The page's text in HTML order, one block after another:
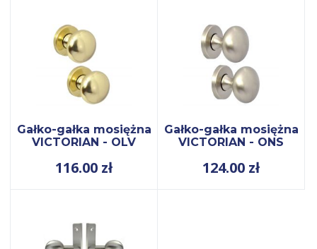
Gałko-gałka mosiężna
VICTORIAN - OLV
116.00 zł
Gałko-gałka mosiężna
VICTORIAN - ONS
124.00 zł